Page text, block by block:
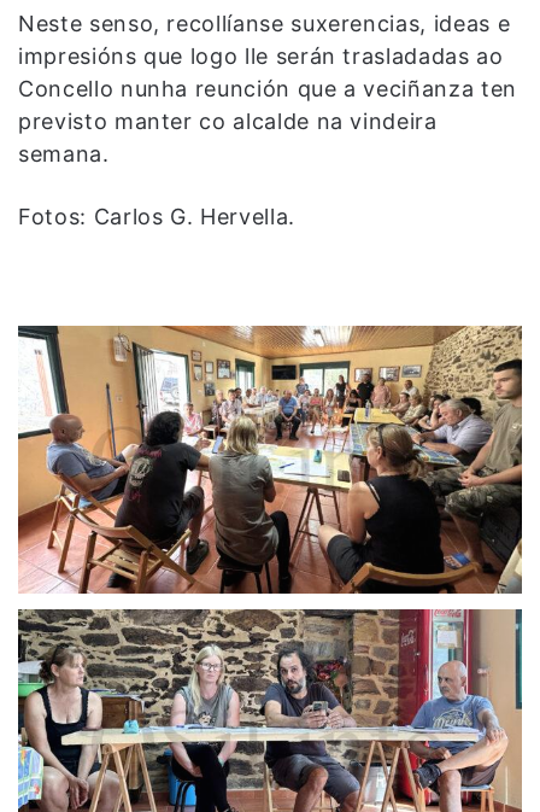
Neste senso, recollíanse suxerencias, ideas e
impresións que logo lle serán trasladadas ao
Concello nunha reunción que a veciñanza ten
previsto manter co alcalde na vindeira
semana.
Fotos: Carlos G. Hervella.